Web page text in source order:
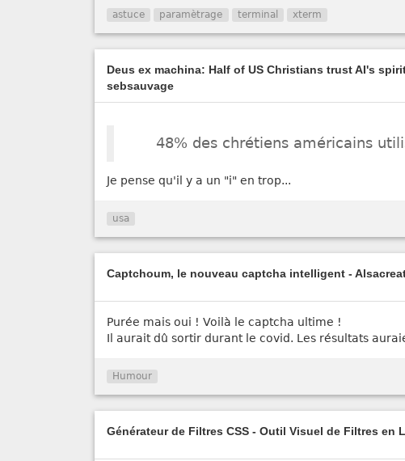
astuce paramètrage terminal xterm
Deus ex machina: Half of US Christians trust AI's
sebsauvage
48% des chrétiens américains
Je pense qu'il y a un "i" en trop...
usa
Captchoum, le nouveau captcha intelligent -
Purée mais oui ! Voilà le captcha ultime !
Il aurait dû sortir durant le covid. Les résultats
Humour
Générateur de Filtres CSS - Outil Visuel de Filtres en